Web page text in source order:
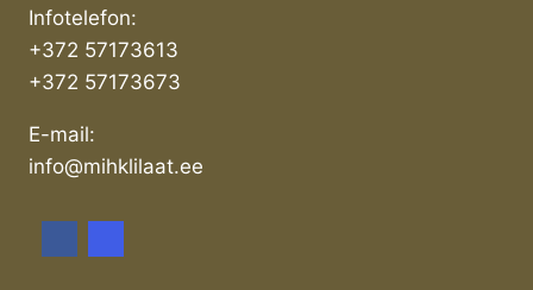
Infotelefon:
+372 57173613
+372 57173673
E-mail:
info@mihklilaat.ee